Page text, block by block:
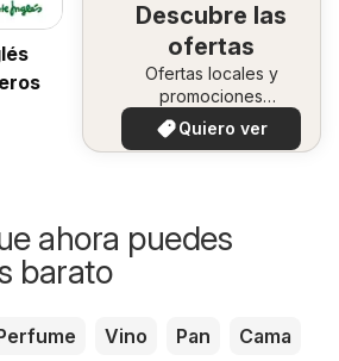
Descubre las
ofertas
Ofertas locales y
promociones
especiales.
Quiero ver
ahora puedes
barato
Vino Pan
Cama